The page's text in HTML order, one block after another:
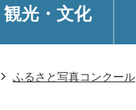
観光・ 文化
ふるさと写真コンクール